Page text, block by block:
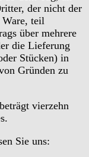
der nicht der
teil
über mehrere
die Lieferung
Stücken) in
Gründen zu
vierzehn
Sie uns: